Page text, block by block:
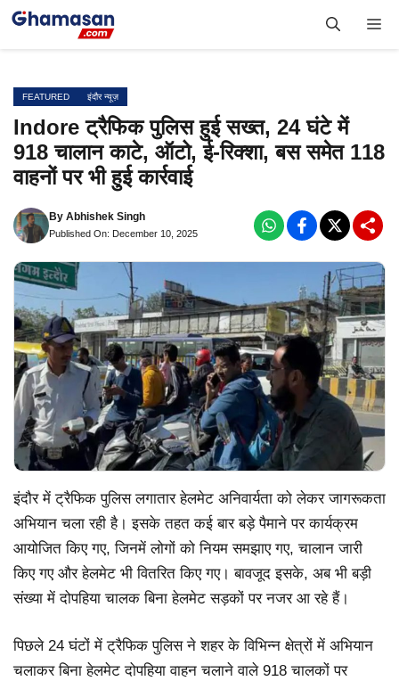
Skip
FEATURED इंदौर न्यूज़
Indore ट्रैफिक पुलिस हुई सख्त, 24 घंटे में
918 चालान काटे, ऑटो, ई-रिक्शा, बस समेत 118
वाहनों पर भी हुई कार्रवाई
By Abhishek Singh
Published On: December 10, 2025
इंदौर में ट्रैफिक पुलिस लगातार हेलमेट अनिवार्यता को लेकर जागरूकता
अभियान चला रही है। इसके तहत कई बार बड़े पैमाने पर कार्यक्रम
आयोजित किए गए, जिनमें लोगों को नियम समझाए गए, चालान जारी
किए गए और हेलमेट भी वितरित किए गए। बावजूद इसके, अब भी बड़ी
संख्या में दोपहिया चालक बिना हेलमेट सड़कों पर नजर आ रहे हैं।
पिछले 24 घंटों में ट्रैफिक पुलिस ने शहर के विभिन्न क्षेत्रों में अभियान
चलाकर बिना हेलमेट दोपहिया वाहन चलाने वाले 918 चालकों पर